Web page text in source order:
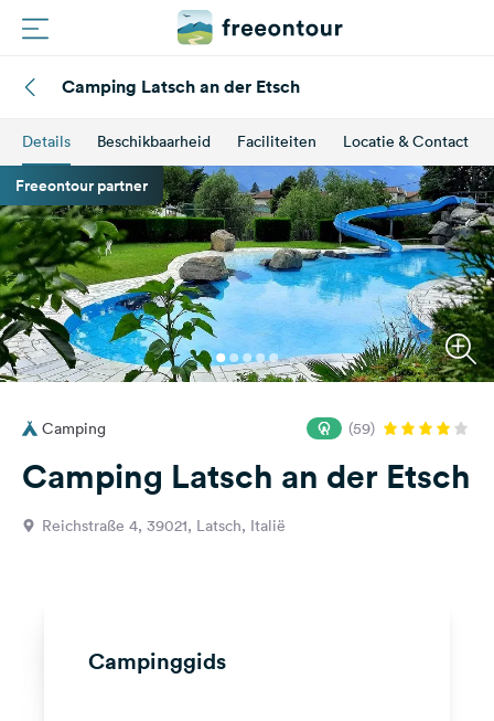
Routes
Campings
Magazine
Partners
Registreren
Inloggen
Vragen &
Feedback
Camping Latsch an der Etsch
Details Beschikbaarheid Faciliteiten Locatie & Contact
Freeontour partner
Camping (59)
Camping Latsch an der Etsch
Reichstraße 4, 39021, Latsch, Italië
Campinggids